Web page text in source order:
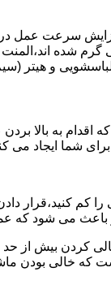
کمی ﮔﺮم ﺷﺪه
و ﻫﯿﺘﺮ
اقدام به بالا
بالا بردن عمر ماشین
را کم
بیش از حد
که خالی